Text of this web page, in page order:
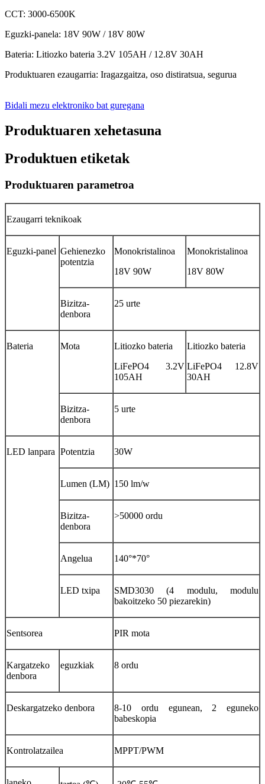
CCT: 3000-6500K
Eguzki-panela: 18V 90W / 18V 80W
Bateria: Litiozko bateria 3.2V 105AH / 12.8V 30AH
Produktuaren ezaugarria: Iragazgaitza, oso distiratsua, segurua
Bidali mezu elektroniko bat guregana
Produktuaren xehetasuna
Produktuen etiketak
Produktuaren parametroa
Ezaugarri teknikoak
Eguzki-panel Gehienezko
potentzia
Monokristalinoa
18V 90W
Monokristalinoa
18V 80W
Bizitza-
denbora
25 urte
Bateria Mota
Litiozko bateria
LiFePO4 3.2V
105AH
Litiozko bateria
LiFePO4 12.8V
30AH
Bizitza-
denbora
5 urte
LED lanpara Potentzia 30W
Lumen (LM) 150 lm/w
Bizitza-
denbora
>50000 ordu
Angelua 140°*70°
LED txipa
SMD3030 (4 modulu, modulu
bakoitzeko 50 piezarekin)
Sentsorea PIR mota
Kargatzeko
denbora
eguzkiak 8 ordu
Deskargatzeko denbora
8-10 ordu egunean, 2 eguneko
babeskopia
Kontrolatzailea MPPT/PWM